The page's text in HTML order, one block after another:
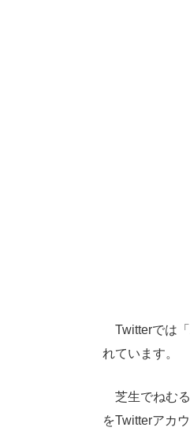
Twitterでは「
れています。
芝生でねむる
をTwitterアカ